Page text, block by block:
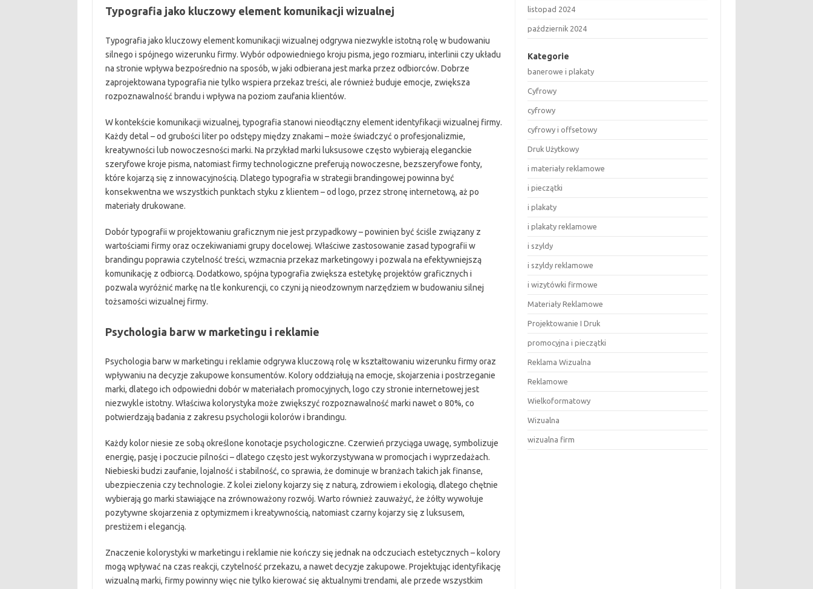
Typografia jako kluczowy element komunikacji wizualnej
Typografia jako kluczowy element komunikacji wizualnej odgrywa niezwykle istotną rolę w budowaniu
silnego i spójnego wizerunku firmy. Wybór odpowiedniego kroju pisma, jego rozmiaru, interlinii czy układu
na stronie wpływa bezpośrednio na sposób, w jaki odbierana jest marka przez odbiorców. Dobrze
zaprojektowana typografia nie tylko wspiera przekaz treści, ale również buduje emocje, zwiększa
rozpoznawalność brandu i wpływa na poziom zaufania klientów.
W kontekście komunikacji wizualnej, typografia stanowi nieodłączny element identyfikacji wizualnej firmy.
Każdy detal – od grubości liter po odstępy między znakami – może świadczyć o profesjonalizmie,
kreatywności lub nowoczesności marki. Na przykład marki luksusowe często wybierają eleganckie
szeryfowe kroje pisma, natomiast firmy technologiczne preferują nowoczesne, bezszeryfowe fonty,
które kojarzą się z innowacyjnością. Dlatego typografia w strategii brandingowej powinna być
konsekwentna we wszystkich punktach styku z klientem – od logo, przez stronę internetową, aż po
materiały drukowane.
Dobór typografii w projektowaniu graficznym nie jest przypadkowy – powinien być ściśle związany z
wartościami firmy oraz oczekiwaniami grupy docelowej. Właściwe zastosowanie zasad typografii w
brandingu poprawia czytelność treści, wzmacnia przekaz marketingowy i pozwala na efektywniejszą
komunikację z odbiorcą. Dodatkowo, spójna typografia zwiększa estetykę projektów graficznych i
pozwala wyróżnić markę na tle konkurencji, co czyni ją nieodzownym narzędziem w budowaniu silnej
tożsamości wizualnej firmy.
Psychologia barw w marketingu i reklamie
Psychologia barw w marketingu i reklamie odgrywa kluczową rolę w kształtowaniu wizerunku firmy oraz
wpływaniu na decyzje zakupowe konsumentów. Kolory oddziałują na emocje, skojarzenia i postrzeganie
marki, dlatego ich odpowiedni dobór w materiałach promocyjnych, logo czy stronie internetowej jest
niezwykle istotny. Właściwa kolorystyka może zwiększyć rozpoznawalność marki nawet o 80%, co
potwierdzają badania z zakresu psychologii kolorów i brandingu.
Każdy kolor niesie ze sobą określone konotacje psychologiczne. Czerwień przyciąga uwagę, symbolizuje
energię, pasję i poczucie pilności – dlatego często jest wykorzystywana w promocjach i wyprzedażach.
Niebieski budzi zaufanie, lojalność i stabilność, co sprawia, że dominuje w branżach takich jak finanse,
ubezpieczenia czy technologie. Z kolei zielony kojarzy się z naturą, zdrowiem i ekologią, dlatego chętnie
wybierają go marki stawiające na zrównoważony rozwój. Warto również zauważyć, że żółty wywołuje
pozytywne skojarzenia z optymizmem i kreatywnością, natomiast czarny kojarzy się z luksusem,
prestiżem i elegancją.
Znaczenie kolorystyki w marketingu i reklamie nie kończy się jednak na odczuciach estetycznych – kolory
mogą wpływać na czas reakcji, czytelność przekazu, a nawet decyzje zakupowe. Projektując identyfikację
wizualną marki, firmy powinny więc nie tylko kierować się aktualnymi trendami, ale przede wszystkim
listopad 2024
październik 2024
Kategorie
banerowe i plakaty
Cyfrowy
cyfrowy
cyfrowy i offsetowy
Druk Użytkowy
i materiały reklamowe
i pieczątki
i plakaty
i plakaty reklamowe
i szyldy
i szyldy reklamowe
i wizytówki firmowe
Materiały Reklamowe
Projektowanie I Druk
promocyjna i pieczątki
Reklama Wizualna
Reklamowe
Wielkoformatowy
Wizualna
wizualna firm